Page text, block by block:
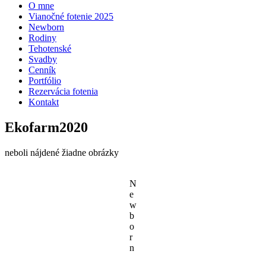
O mne
Vianočné fotenie 2025
Newborn
Rodiny
Tehotenské
Svadby
Cenník
Portfólio
Rezervácia fotenia
Kontakt
Ekofarm2020
neboli nájdené žiadne obrázky
N
e
w
b
o
r
n